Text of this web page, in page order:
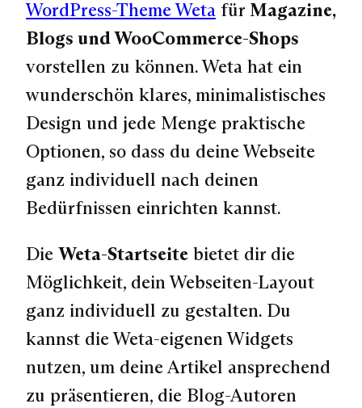
WordPress-Theme Weta für Magazine,
Blogs und WooCommerce-Shops
vorstellen zu können. Weta hat ein
wunderschön klares, minimalistisches
Design und jede Menge praktische
Optionen, so dass du deine Webseite
ganz individuell nach deinen
Bedürfnissen einrichten kannst.
Die Weta-Startseite bietet dir die
Möglichkeit, dein Webseiten-Layout
ganz individuell zu gestalten. Du
kannst die Weta-eigenen Widgets
nutzen, um deine Artikel ansprechend
zu präsentieren, die Blog-Autoren